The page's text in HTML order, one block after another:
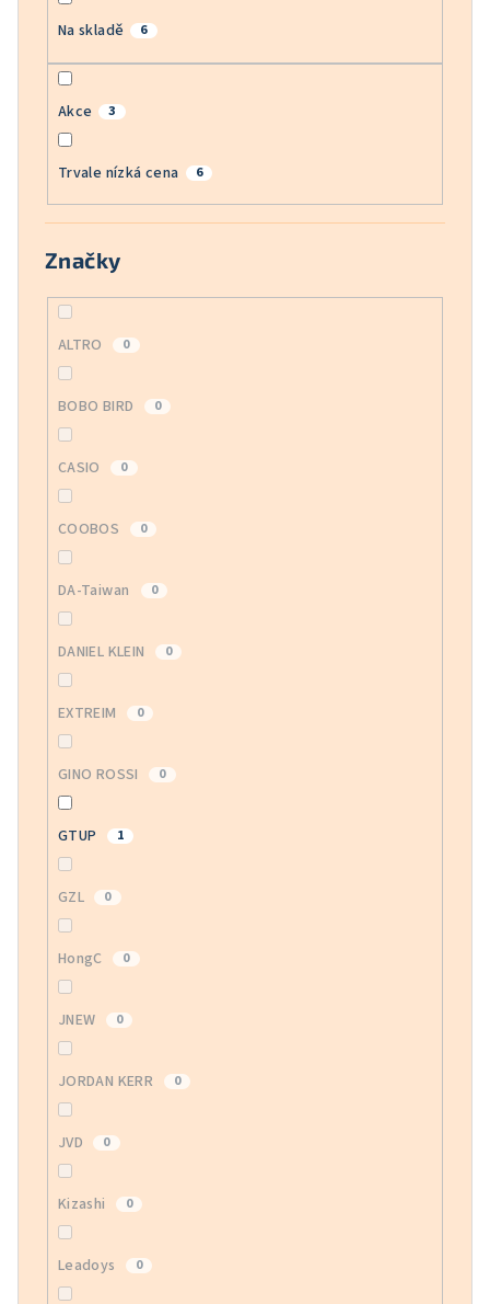
Na skladě 6
Akce 3
Trvale nízká cena 6
Značky
ALTRO 0
BOBO BIRD 0
CASIO 0
COOBOS 0
DA-Taiwan 0
DANIEL KLEIN 0
EXTREIM 0
GINO ROSSI 0
GTUP 1
GZL 0
HongC 0
JNEW 0
JORDAN KERR 0
JVD 0
Kizashi 0
Leadoys 0